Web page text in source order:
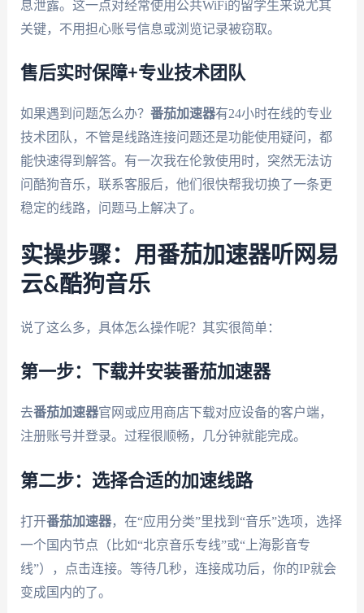
息泄露。这一点对经常使用公共WiFi的留学生来说尤其
关键，不用担心账号信息或浏览记录被窃取。
售后实时保障+专业技术团队
如果遇到问题怎么办？ 番茄加速器有24小时在线的专业
技术团队，不管是线路连接问题还是功能使用疑问，都
能快速得到解答。有一次我在伦敦使用时，突然无法访
问酷狗音乐，联系客服后，他们很快帮我切换了一条更
稳定的线路，问题马上解决了。
实操步骤：用番茄加速器听网易
云&酷狗音乐
说了这么多，具体怎么操作呢？其实很简单：
第一步：下载并安装番茄加速器
去番茄加速器官网或应用商店下载对应设备的客户端，
注册账号并登录。过程很顺畅，几分钟就能完成。
第二步：选择合适的加速线路
打开番茄加速器，在“应用分类”里找到“音乐”选项，选择
一个国内节点（比如“北京音乐专线”或“上海影音专
线”），点击连接。等待几秒，连接成功后，你的IP就会
变成国内的了。